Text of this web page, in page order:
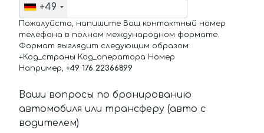
+49
Пожалуйста, напишите Ваш контактный номер
телефона в полном международном формате.
Формат выглядит следующим образом:
+Код_страны Код_оператора Номер
Например, +49 176 22366899
Ваши вопросы по бронированию
автомобиля или трансферу (авто с
водителем)